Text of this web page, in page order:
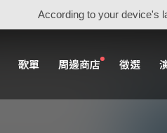
According to your device's
歌單 周邊商店 徵選